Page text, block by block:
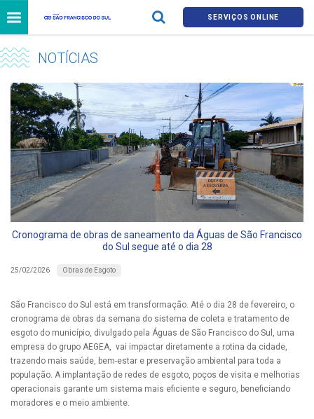
SERVIÇOS ONLINE
NOTÍCIAS
Cronograma de obras de saneamento da Águas de São Francisco
do Sul segue até o dia 28
25/02/2026 Obras de Esgoto
São Francisco do Sul está em transformação. Até o dia 28 de fevereiro, o
cronograma de obras da semana do sistema de coleta e tratamento de
esgoto do município, divulgado pela Águas de São Francisco do Sul, uma
empresa do grupo AEGEA, vai impactar diretamente a rotina da cidade,
trazendo mais saúde, bem-estar e preservação ambiental para toda a
população. A implantação de redes de esgoto, poços de visita e melhorias
operacionais garante um sistema mais eficiente e seguro, beneficiando
moradores e o meio ambiente.